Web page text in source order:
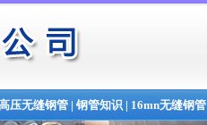
压无缝钢管| 钢管知识| 16mn无缝钢管